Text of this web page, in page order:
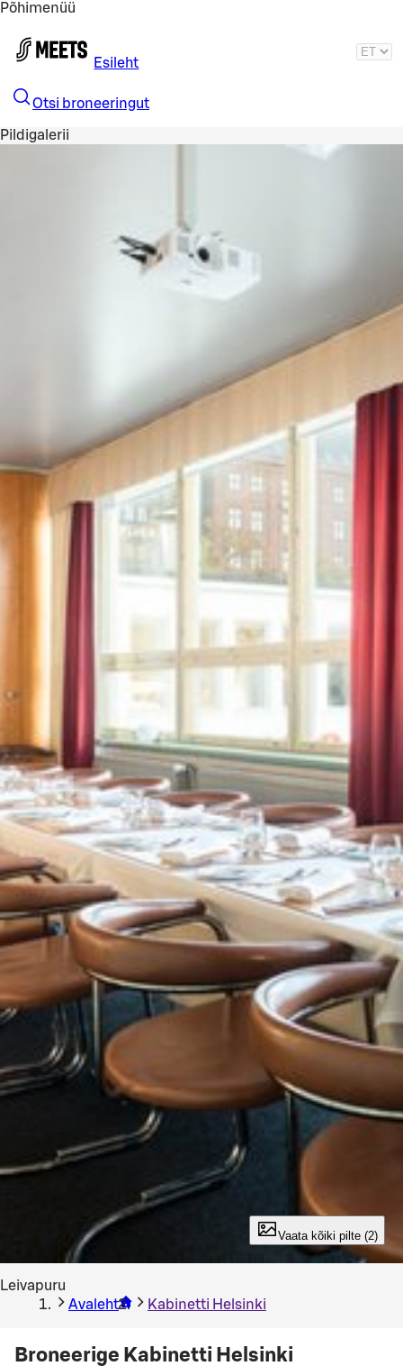
Põhimenüü
Esileht
Otsi broneeringut
Pildigalerii
Vaata pilti 1 / 2
Vaata kõiki pilte (2)
Leivapuru
Avaleht
Kabinetti Helsinki
Broneerige Kabinetti Helsinki